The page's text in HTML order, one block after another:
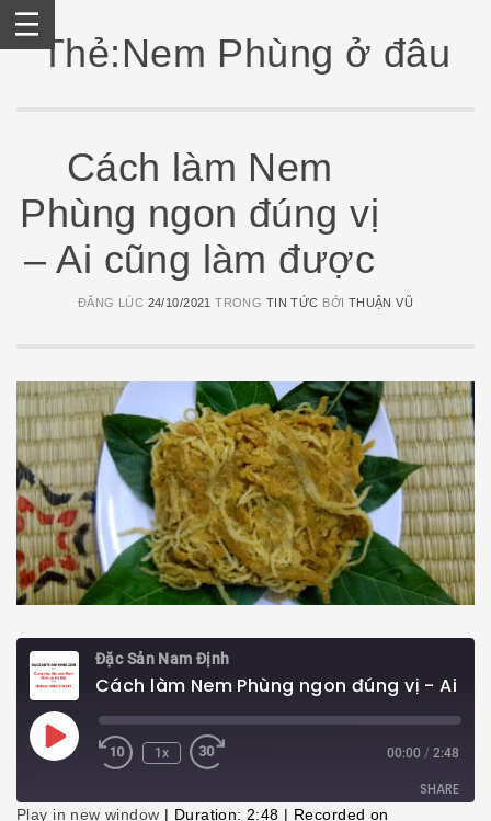
Skip
Thẻ:Nem Phùng ở đâu
Cách làm Nem
Phùng ngon đúng vị
– Ai cũng làm được
ĐĂNG LÚC 24/10/2021 TRONG TIN TỨC BỞI THUẬN VŨ
Đặc Sản Nam Định
Play
Episode
1x 00:00 / 2:48
SHARE
Play in new window | Duration: 2:48 | Recorded on